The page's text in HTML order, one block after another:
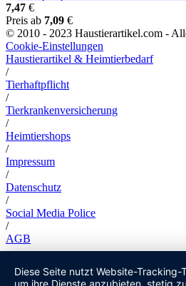
7,47 €
Preis ab 7,09 €
© 2010 - 2023 Haustierartikel.com -
Cookie-Einstellungen
Haustierartikel & Heimtierbedarf
/
Tierhaftpflicht
/
Tierkrankenversicherung
/
Heimtiershops
/
Impressum
/
Datenschutz
/
Social Media Police
/
AGB
Diese Seite nutzt Website-Tracking-
um ihre Dienste anzubieten, stetig